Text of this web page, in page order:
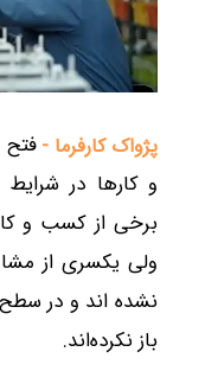
پژواک کارفرما -فتح
و کارها در
برخی از کسب و
ولی یکسری از
نشده اند و در
باز نکرده‌اند.